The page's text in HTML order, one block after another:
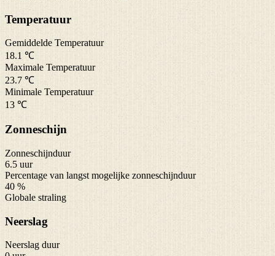
Temperatuur
Gemiddelde Temperatuur
18.1 ℃
Maximale Temperatuur
23.7 ℃
Minimale Temperatuur
13 ℃
Zonneschijn
Zonneschijnduur
6.5 uur
Percentage van langst mogelijke zonneschijnduur
40 %
Globale straling
Neerslag
Neerslag duur